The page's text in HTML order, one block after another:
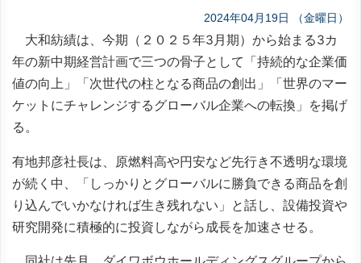
2024年04月19日 （金曜日）
大和紡績は、今期（２０２５年3月期）から始まる3カ
年の新中期経営計画で三つの骨子として「持続的な企業価
値の向上」「次世代の柱となる商品の創出」「世界のマー
ケットにチャレンジするグローバル企業への転換」を掲げ
る。
有地邦彦社長は、原燃料高や円安など先行き不透明な環境
が続く中、「しっかりとグローバルに勝負できる商品を創
り込んでいかなければ生き残れない」と話し、設備投資や
研究開発に積極的に投資しながら成長を加速させる。